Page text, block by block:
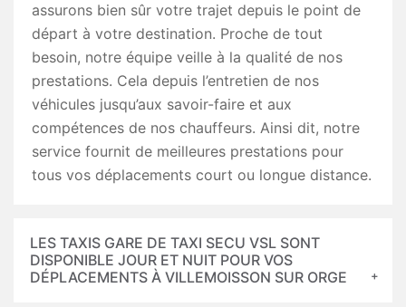
assurons bien sûr votre trajet depuis le point de
départ à votre destination. Proche de tout
besoin, notre équipe veille à la qualité de nos
prestations. Cela depuis l’entretien de nos
véhicules jusqu’aux savoir-faire et aux
compétences de nos chauffeurs. Ainsi dit, notre
service fournit de meilleures prestations pour
tous vos déplacements court ou longue distance.
LES TAXIS GARE DE TAXI SECU VSL SONT
DISPONIBLE JOUR ET NUIT POUR VOS
DÉPLACEMENTS À VILLEMOISSON SUR ORGE